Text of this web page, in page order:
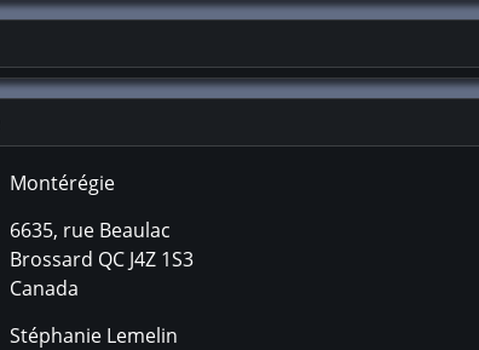
Montérégie
6635, rue Beaulac
Brossard QC J4Z 1S3
Canada
Stéphanie Lemelin